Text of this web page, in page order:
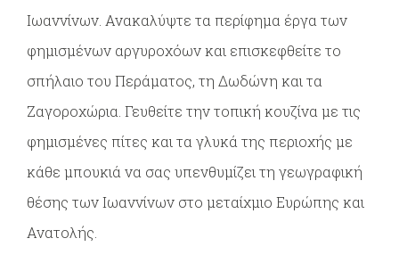
Ιωαννίνων. Ανακαλύψτε τα περίφημα έργα των
φημισμένων αργυροχόων και επισκεφθείτε το
σπήλαιο του Περάματος, τη Δωδώνη και τα
Ζαγοροχώρια. Γευθείτε την τοπική κουζίνα με τις
φημισμένες πίτες και τα γλυκά της περιοχής με
κάθε μπουκιά να σας υπενθυμίζει τη γεωγραφική
θέσης των Ιωαννίνων στο μεταίχμιο Ευρώπης και
Ανατολής.